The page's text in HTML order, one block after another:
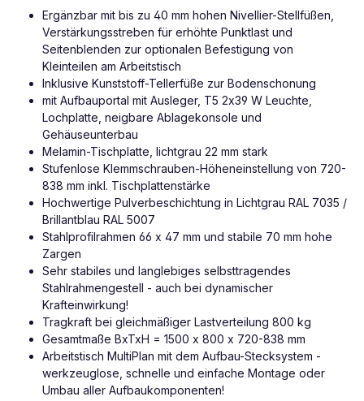
Ergänzbar mit bis zu 40 mm hohen Nivellier-Stellfüßen,
Verstärkungsstreben für erhöhte Punktlast und
Seitenblenden zur optionalen Befestigung von
Kleinteilen am Arbeitstisch
Inklusive Kunststoff-Tellerfüße zur Bodenschonung
mit Aufbauportal mit Ausleger, T5 2x39 W Leuchte,
Lochplatte, neigbare Ablagekonsole und
Gehäuseunterbau
Melamin-Tischplatte, lichtgrau 22 mm stark
Stufenlose Klemmschrauben-Höheneinstellung von 720-
838 mm inkl. Tischplattenstärke
Hochwertige Pulverbeschichtung in Lichtgrau RAL 7035 /
Brillantblau RAL 5007
Stahlprofilrahmen 66 x 47 mm und stabile 70 mm hohe
Zargen
Sehr stabiles und langlebiges selbsttragendes
Stahlrahmengestell - auch bei dynamischer
Krafteinwirkung!
Tragkraft bei gleichmäßiger Lastverteilung 800 kg
Gesamtmaße BxTxH = 1500 x 800 x 720-838 mm
Arbeitstisch MultiPlan mit dem Aufbau-Stecksystem -
werkzeuglose, schnelle und einfache Montage oder
Umbau aller Aufbaukomponenten!